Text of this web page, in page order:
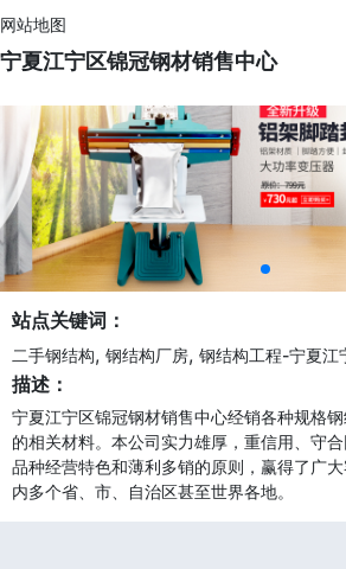
网站地图
宁夏江宁区锦冠钢材销售中心
站点关键词：
二手钢结构, 钢结构厂房, 钢结构工程-宁夏江
描述：
宁夏江宁区锦冠钢材销售中心经销各种规格
的相关材料。本公司实力雄厚，重信用、守
品种经营特色和薄利多销的原则，赢得了广
内多个省、市、自治区甚至世界各地。